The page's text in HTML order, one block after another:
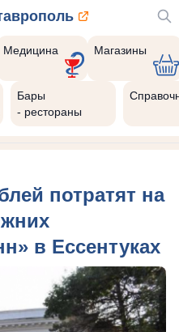
Медицина Магазины
Бары
- рестораны
потратят на
в Ессентуках